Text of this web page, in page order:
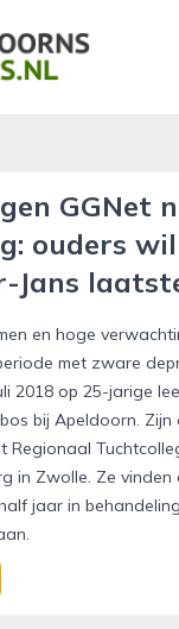
GGNet
ouders
Jans
en hoge
met zware
2018 op 25-jarige
bij Apeldoorn.
Regionaal
in Zwolle. Ze
jaar in